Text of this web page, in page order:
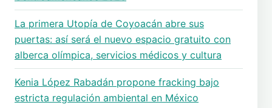
La primera Utopía de Coyoacán abre sus
puertas: así será el nuevo espacio gratuito con
alberca olímpica, servicios médicos y cultura
Kenia López Rabadán propone fracking bajo
estricta regulación ambiental en México